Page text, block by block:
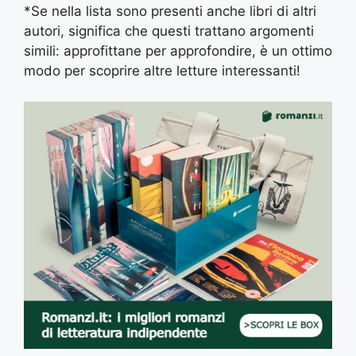
*Se nella lista sono presenti anche libri di altri
autori, significa che questi trattano argomenti
simili: approfittane per approfondire, è un ottimo
modo per scoprire altre letture interessanti!